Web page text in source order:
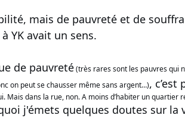
mais de pauvreté et de
YK avait un sens.
de pauvreté(très rares sont les pauvres qui
on peut se chausser même sans argent…),
Mais dans la rue, non. A moins d’habiter un
j'émets quelques doutes sur la